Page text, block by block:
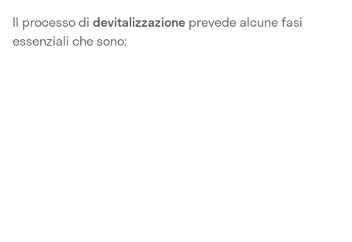
Il processo di devitalizzazione prevede alcune fasi
essenziali che sono: